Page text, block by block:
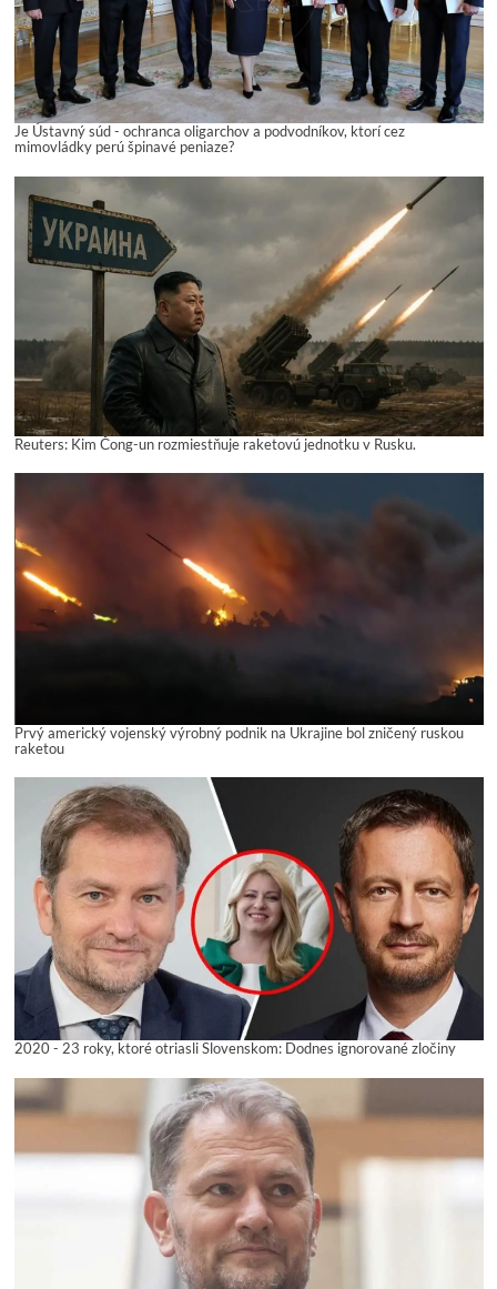
Je Ústavný súd - ochranca oligarchov a podvodníkov, ktorí cez
mimovládky perú špinavé peniaze?
Reuters: Kim Čong-un rozmiestňuje raketovú jednotku v Rusku.
Prvý americký vojenský výrobný podnik na Ukrajine bol zničený ruskou
raketou
2020 - 23 roky, ktoré otriasli Slovenskom: Dodnes ignorované zločiny